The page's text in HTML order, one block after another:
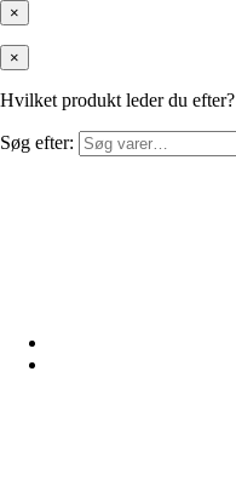
×
×
Hvilket produkt leder du efter?
Søg efter: